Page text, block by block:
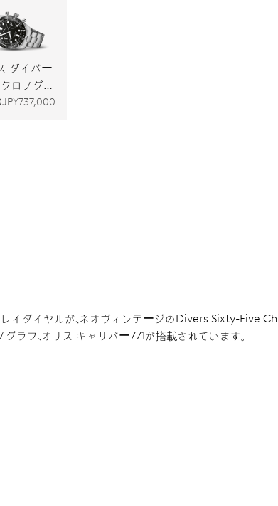
ダイバー
ロノグラ
JPY737,000
イダイヤルが、ネオヴィンテージのDivers Sixty-Five
ラフ、オリス キャリバー771が搭載されています。